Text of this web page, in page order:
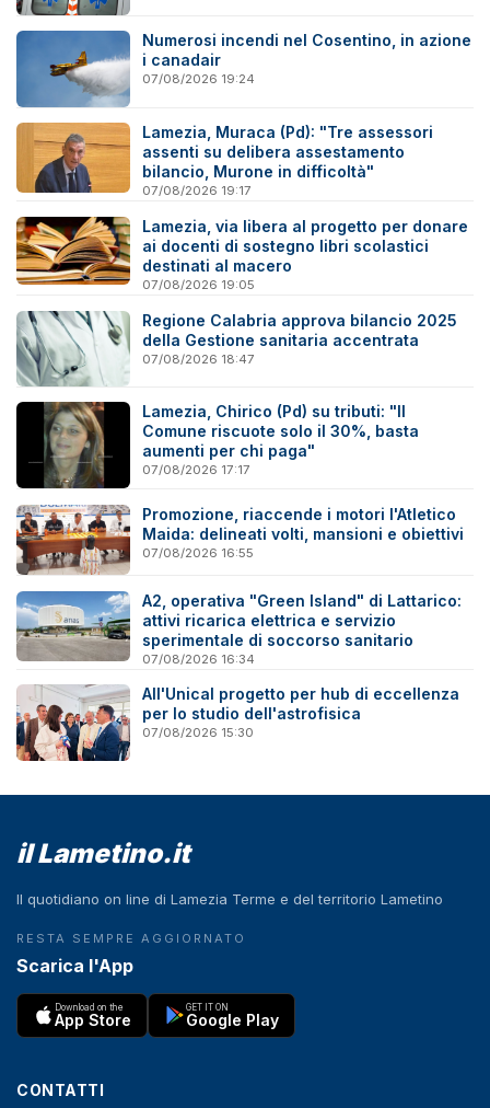
Numerosi incendi nel Cosentino, in azione
i canadair
07/08/2026 19:24
Lamezia, Muraca (Pd): "Tre assessori
assenti su delibera assestamento
bilancio, Murone in difficoltà"
07/08/2026 19:17
Lamezia, via libera al progetto per donare
ai docenti di sostegno libri scolastici
destinati al macero
07/08/2026 19:05
Regione Calabria approva bilancio 2025
della Gestione sanitaria accentrata
07/08/2026 18:47
Lamezia, Chirico (Pd) su tributi: "Il
Comune riscuote solo il 30%, basta
aumenti per chi paga"
07/08/2026 17:17
Promozione, riaccende i motori l'Atletico
Maida: delineati volti, mansioni e obiettivi
07/08/2026 16:55
A2, operativa "Green Island" di Lattarico:
attivi ricarica elettrica e servizio
sperimentale di soccorso sanitario
07/08/2026 16:34
All'Unical progetto per hub di eccellenza
per lo studio dell'astrofisica
07/08/2026 15:30
il Lametino.it
Il quotidiano on line di Lamezia Terme e del territorio Lametino
RESTA SEMPRE AGGIORNATO
Scarica l'App
Download on the
App Store
GET IT ON
Google Play
CONTATTI